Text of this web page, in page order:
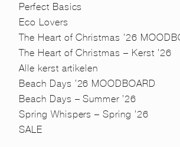
Perfect Basics
Eco Lovers
The Heart of Christmas ’26
The Heart of Christmas – Kerst ’26
Alle kerst artikelen
Beach Days ’26 MOODBOARD
Beach Days – Summer ’26
Spring Whispers – Spring ’26
SALE